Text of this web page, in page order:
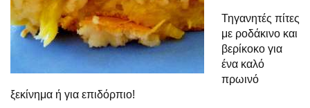
Τηγανητές πίτες
με ροδάκινο και
βερίκοκο για
ένα καλό
πρωινό
ξεκίνημα ή για επιδόρπιο!